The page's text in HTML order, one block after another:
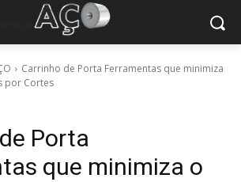
Carrinho de Porta Ferramentas que minimiza
por Cortes
Porta
que minimiza o